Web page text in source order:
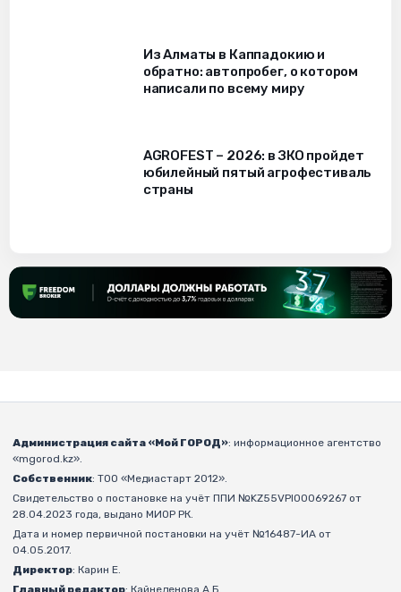
Из Алматы в Каппадокию и
обратно: автопробег, о котором
написали по всему миру
AGROFEST – 2026: в ЗКО пройдет
юбилейный пятый агрофестиваль
страны
Администрация сайта «Мой ГОРОД»: информационное агентство
«mgorod.kz».
Собственник: ТОО «Медиастарт 2012».
Свидетельство о постановке на учёт ППИ №KZ55VPI00069267 от
28.04.2023 года, выдано МИОР РК.
Дата и номер первичной постановки на учёт №16487-ИА от
04.05.2017.
Директор: Карин Е.
Главный редактор: Кайнеденова А.Б.